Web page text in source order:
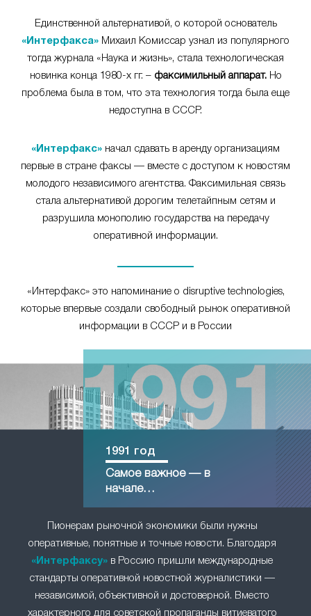
Единственной альтернативой, о которой основатель
«Интерфакса» Михаил Комиссар узнал из популярного
тогда журнала «Наука и жизнь», стала технологическая
новинка конца 1980-х гг. – факсимильный аппарат.Но
проблема была в том, что эта технология тогда была еще
недоступна в СССР.
«Интерфакс» начал сдавать в аренду организациям
первые в стране факсы — вместе с доступом к новостям
молодого независимого агентства. Факсимильная связь
стала альтернативой дорогим телетайпным сетям и
разрушила монополию государства на передачу
оперативной информации.
«Интерфакс» это напоминание о disruptive technologies,
которые впервые создали свободный рынок оперативной
информации в СССР и в России
Пионерам рыночной экономики были нужны
оперативные, понятные и точные новости. Благодаря
«Интерфаксу» в Россию пришли международные
стандарты оперативной новостной журналистики —
независимой, объективной и достоверной. Вместо
характерного для советской пропаганды витиеватого
1991 год
Самое важное — в
начале…